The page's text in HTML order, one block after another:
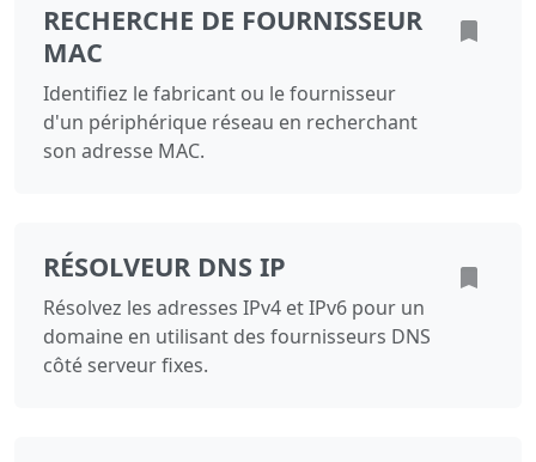
RECHERCHE DE FOURNISSEUR
MAC
Identifiez le fabricant ou le fournisseur
d'un périphérique réseau en recherchant
son adresse MAC.
RÉSOLVEUR DNS IP
Résolvez les adresses IPv4 et IPv6 pour un
domaine en utilisant des fournisseurs DNS
côté serveur fixes.